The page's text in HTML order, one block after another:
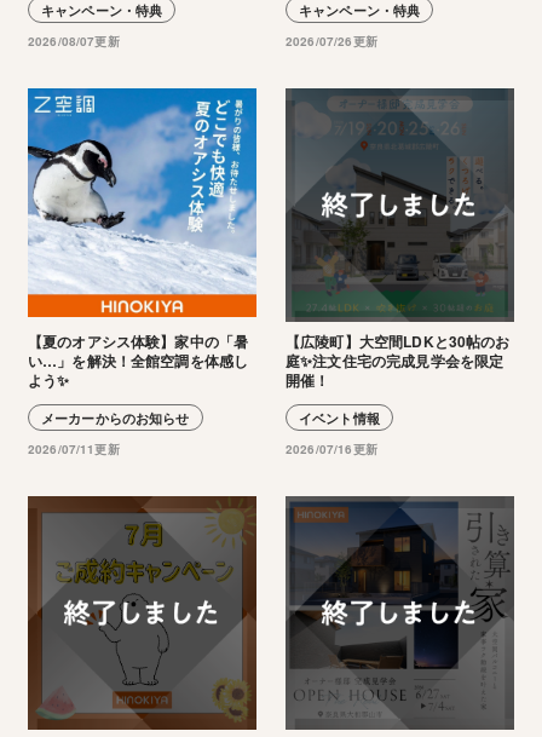
キャンペーン・特典
2026/08/07更新
キャンペーン・特典
2026/07/26更新
【夏のオアシス体験】家中の「暑
い…」を解決！全館空調を体感し
よう✨
メーカーからのお知らせ
2026/07/11更新
【広陵町】大空間LDKと30帖のお
庭✨注文住宅の完成見学会を限定
開催！
イベント情報
2026/07/16更新